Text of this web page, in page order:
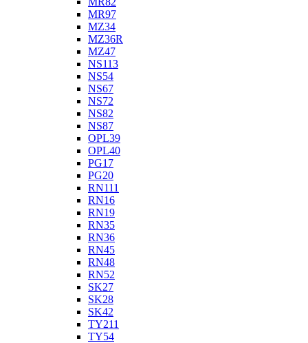
MR97
MZ34
MZ36R
MZ47
NS113
NS54
NS67
NS72
NS82
NS87
OPL39
OPL40
PG17
PG20
RN111
RN16
RN19
RN35
RN36
RN45
RN48
RN52
SK27
SK28
SK42
TY211
TY54